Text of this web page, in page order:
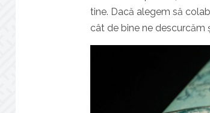
tine. Dacă alegem să
cât de bine ne descurcăm